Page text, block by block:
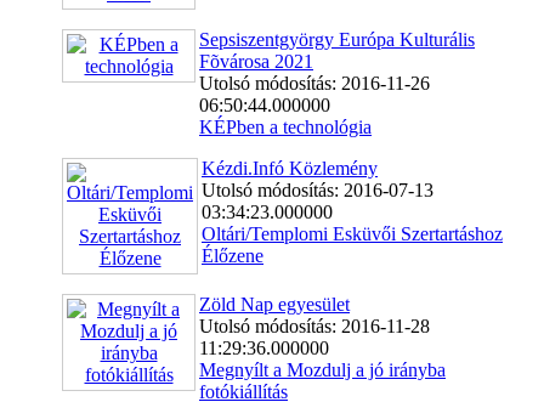
Sepsiszentgyörgy Európa Kulturális
Fõvárosa 2021
Utolsó módosítás: 2016-11-26
06:50:44.000000
KÉPben a technológia
Kézdi.Infó Közlemény
Utolsó módosítás: 2016-07-13
03:34:23.000000
Oltári/Templomi Esküvői Szertartáshoz
Élőzene
Zöld Nap egyesület
Utolsó módosítás: 2016-11-28
11:29:36.000000
Megnyílt a Mozdulj a jó irányba
fotókiállítás